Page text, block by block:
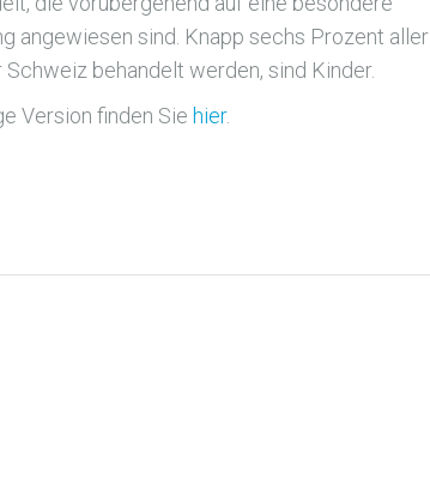
angewiesen sind. Knapp sechs Prozent aller
behandelt werden, sind Kinder.
Version finden Sie hier.